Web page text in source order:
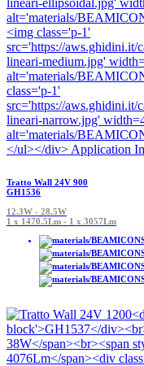
Tratto Wall 24V 900
GH1536
12.3W - 28.5W
1 x 1470.5Lm - 1 x 3057Lm